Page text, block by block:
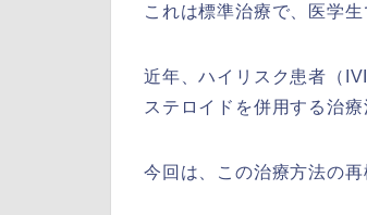
これは標準治療で、医学
近年、ハイリスク患者（
ステロイドを併用する治
今回は、この治療方法の再